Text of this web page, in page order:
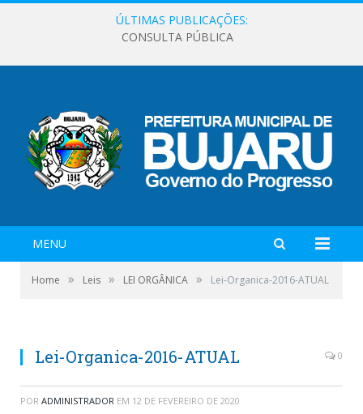
ÚLTIMAS PUBLICAÇÕES:
CONSULTA PÚBLICA
MENU
Home » Leis » LEI ORGÂNICA » Lei-Organica-2016-ATUAL
Lei-Organica-2016-ATUAL 0
POR ADMINISTRADOR EM 12 DE FEVEREIRO DE 2020